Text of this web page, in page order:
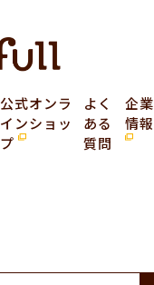
公式オンラ
インショッ
プ
よく
ある
質問
企業
情報